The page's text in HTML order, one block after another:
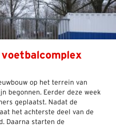
voetbalcomplex
op het terrein van
begonnen. Eerder deze week
geplaatst. Nadat de
het achterste deel van de
Daarna starten de